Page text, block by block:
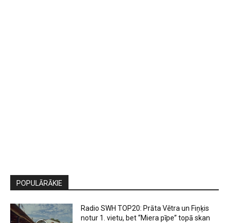
POPULĀRĀKIE
Radio SWH TOP20: Prāta Vētra un Fiņķis
notur 1. vietu, bet “Miera pīpe” topā skan